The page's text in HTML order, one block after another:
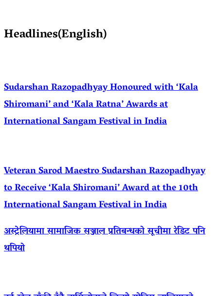
Headlines(English)
Sudarshan Razopadhyay Honoured with ‘Kala
Shiromani’ and ‘Kala Ratna’ Awards at
International Sangam Festival in India
Veteran Sarod Maestro Sudarshan Razopadhyay
to Receive ‘Kala Shiromani’ Award at the 10th
International Sangam Festival in India
अस्ट्रेलियामा सामाजिक सञ्जाल प्रतिबन्धको सूचीमा रेडिट पनि
थपियो